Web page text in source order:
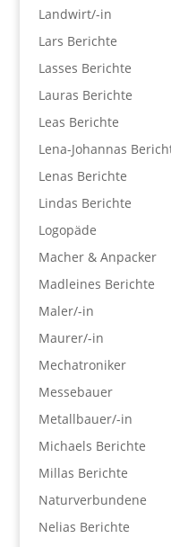
Landwirt/-in
Lars Berichte
Lasses Berichte
Lauras Berichte
Leas Berichte
Lena-Johannas
Lenas Berichte
Lindas Berichte
Logopäde
Macher & Anpacker
Madleines Berichte
Maler/-in
Maurer/-in
Mechatroniker
Messebauer
Metallbauer/-in
Michaels Berichte
Millas Berichte
Naturverbundene
Nelias Berichte